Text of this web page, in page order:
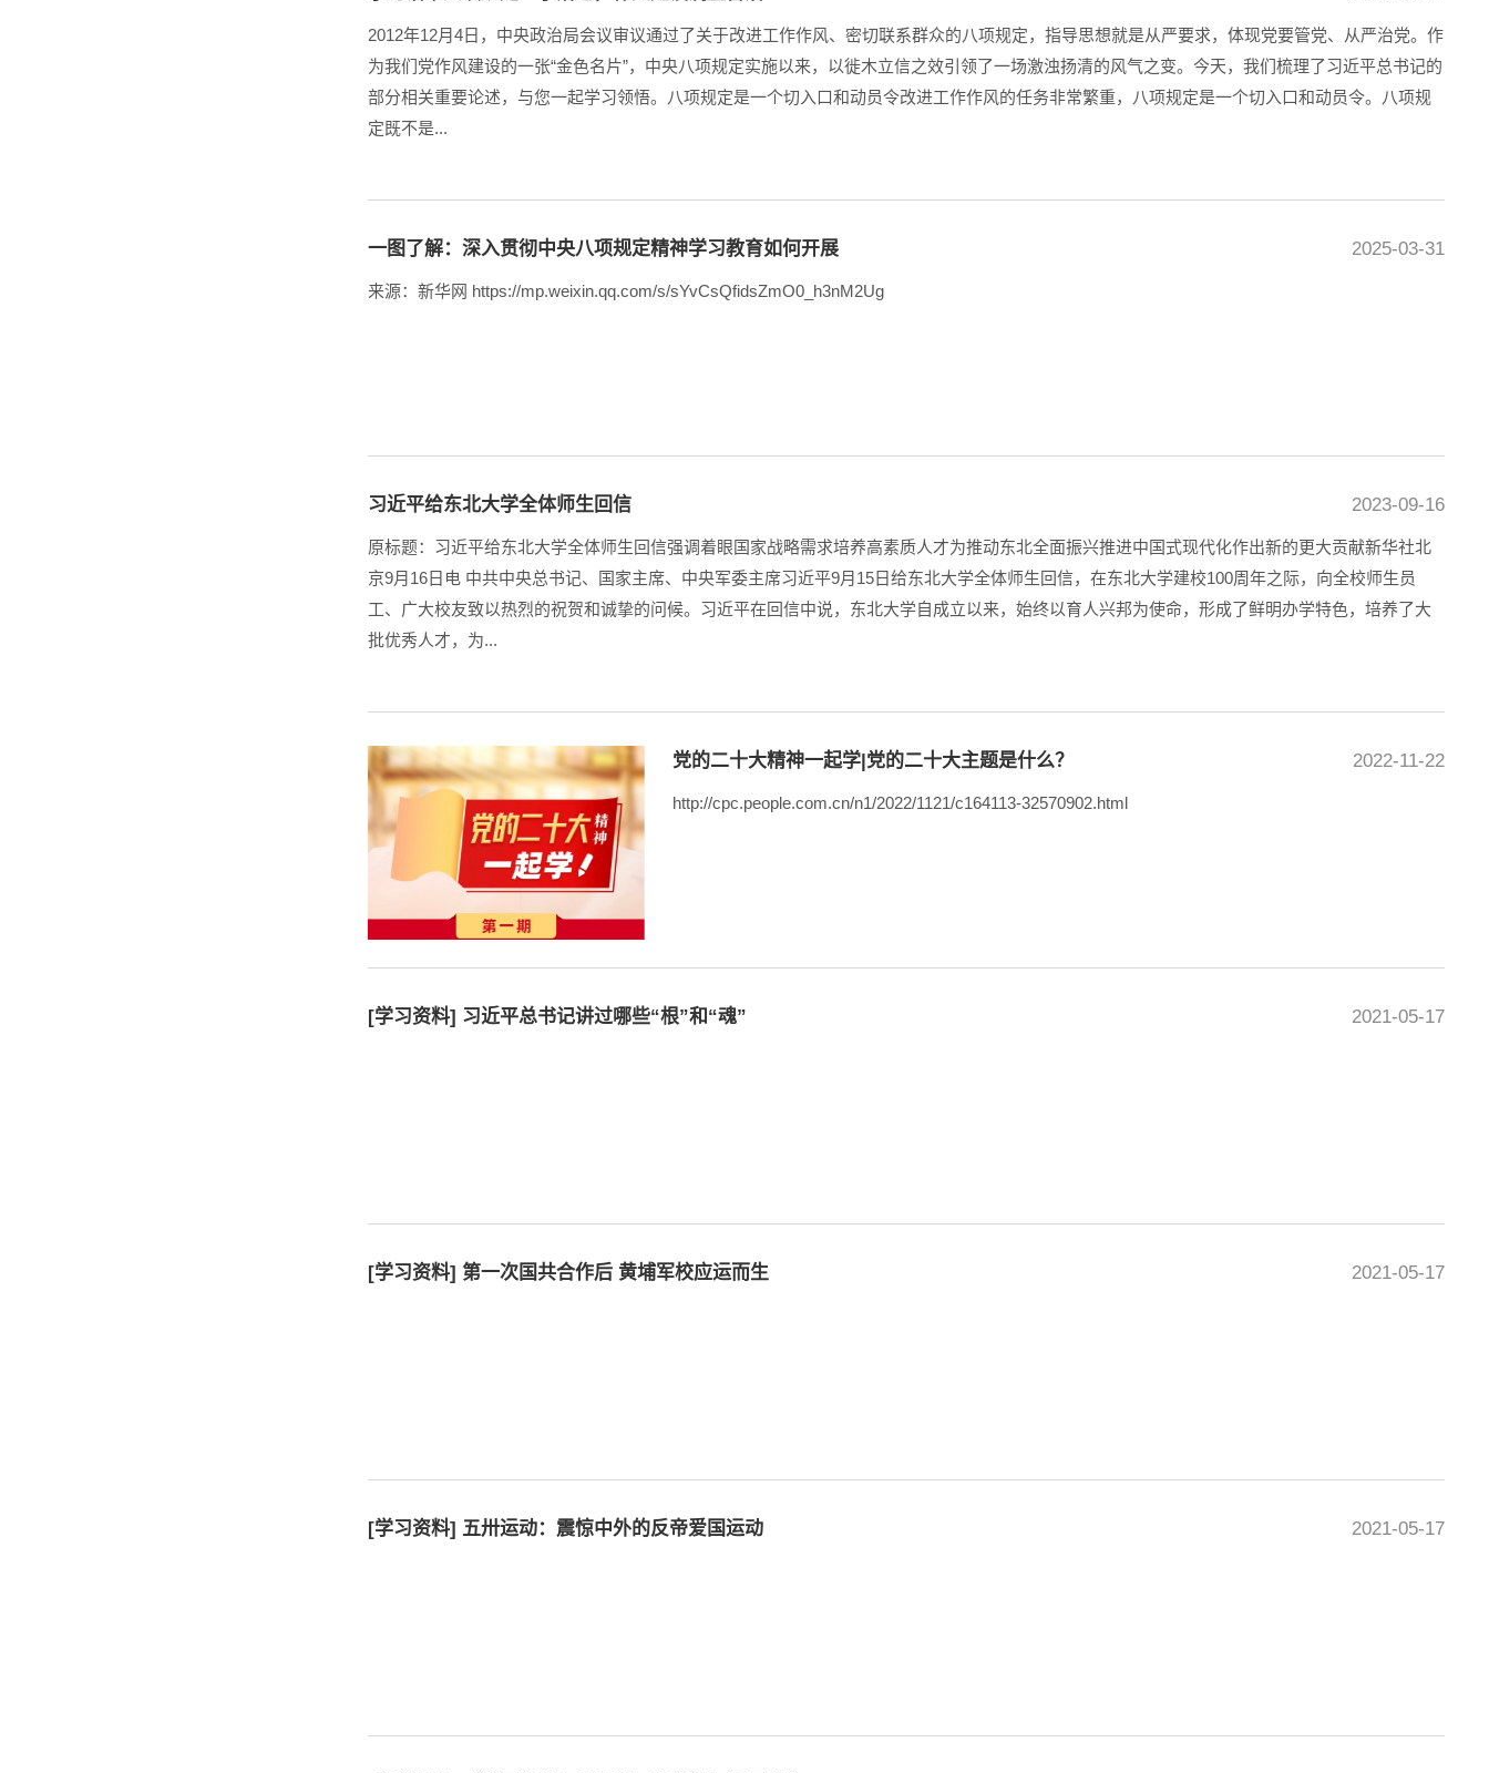
2012年12月4日，中央政治局会议审议通过了关于改进工作作风、密切联系群众的八项规定，指导思想就是从严要求，体现党要管党、从严治党。作
为我们党作风建设的一张“金色名片”，中央八项规定实施以来，以徙木立信之效引领了一场激浊扬清的风气之变。今天，我们梳理了习近平总书记的
部分相关重要论述，与您一起学习领悟。八项规定是一个切入口和动员令改进工作作风的任务非常繁重，八项规定是一个切入口和动员令。八项规
定既不是...
2025-03-31
一图了解：深入贯彻中央八项规定精神学习教育如何开展
来源：新华网 https://mp.weixin.qq.com/s/sYvCsQfidsZmO0_h3nM2Ug
2023-09-16
习近平给东北大学全体师生回信
原标题：习近平给东北大学全体师生回信强调着眼国家战略需求培养高素质人才为推动东北全面振兴推进中国式现代化作出新的更大贡献新华社北
京9月16日电 中共中央总书记、国家主席、中央军委主席习近平9月15日给东北大学全体师生回信，在东北大学建校100周年之际，向全校师生员
工、广大校友致以热烈的祝贺和诚挚的问候。习近平在回信中说，东北大学自成立以来，始终以育人兴邦为使命，形成了鲜明办学特色，培养了大
批优秀人才，为...
2022-11-22
党的二十大精神一起学|党的二十大主题是什么？
​http://cpc.people.com.cn/n1/2022/1121/c164113-32570902.html
2021-05-17
[学习资料] 习近平总书记讲过哪些“根”和“魂”
2021-05-17
[学习资料] 第一次国共合作后 黄埔军校应运而生
2021-05-17
[学习资料] 五卅运动：震惊中外的反帝爱国运动